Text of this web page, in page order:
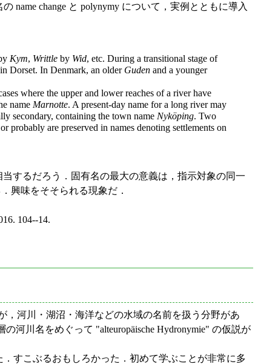
name change と polynymy について，実例とともに導入
Kym, Writtle by Wid, etc. During a transitional stage of
Dorset. In Denmark, an older Guden and a younger
where the upper and lower reaches of a river have
name Marnotte. A present-day name for a long river may
secondary, containing the town name Nyköping. Two
probably are preserved in names denoting settlements on
するだろう．固有名の最大の意義は，指示対象の同一
興味をそそられる現象だ．
104--14.
，河川・湖沼・海洋などの水域の名前を扱う分野があ
河川名をめぐって "alteuropäische Hydronymie" の仮説が
すこぶるおもしろかった．初めて学ぶことが非常に多